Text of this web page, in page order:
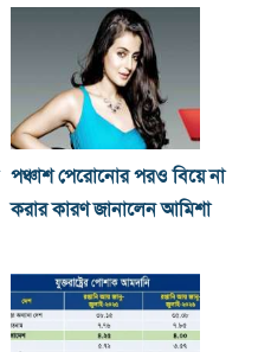
পঞ্চাশ পেরোনোর পরও বিয়ে না
করার কারণ জানালেন আমিশা